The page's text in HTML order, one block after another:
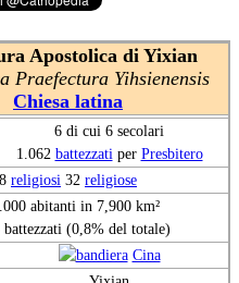
Apostolica di Yixian
Praefectura Yihsienensis
Chiesa latina
6 di cui 6 secolari
1.062 battezzati per Presbitero
8 religiosi 32 religiose
abitanti in 7,900 km²
battezzati (0,8% del totale)
Cina